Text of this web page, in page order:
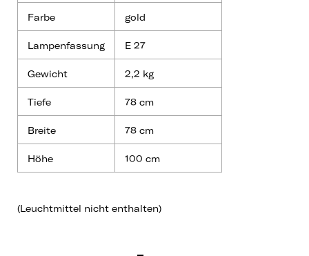
Farbe gold
Lampenfassung E 27
Gewicht 2,2 kg
Tiefe 78 cm
Breite 78 cm
Höhe 100 cm
(Leuchtmittel nicht enthalten)